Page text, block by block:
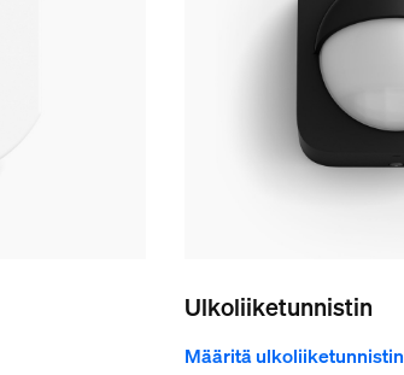
Ulkoliiketunnistin
Määritä ulkoliiketunnistin